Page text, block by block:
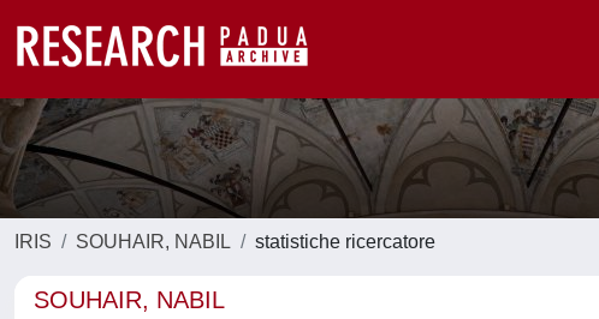
IRIS SOUHAIR, NABIL statistiche ricercatore
SOUHAIR, NABIL